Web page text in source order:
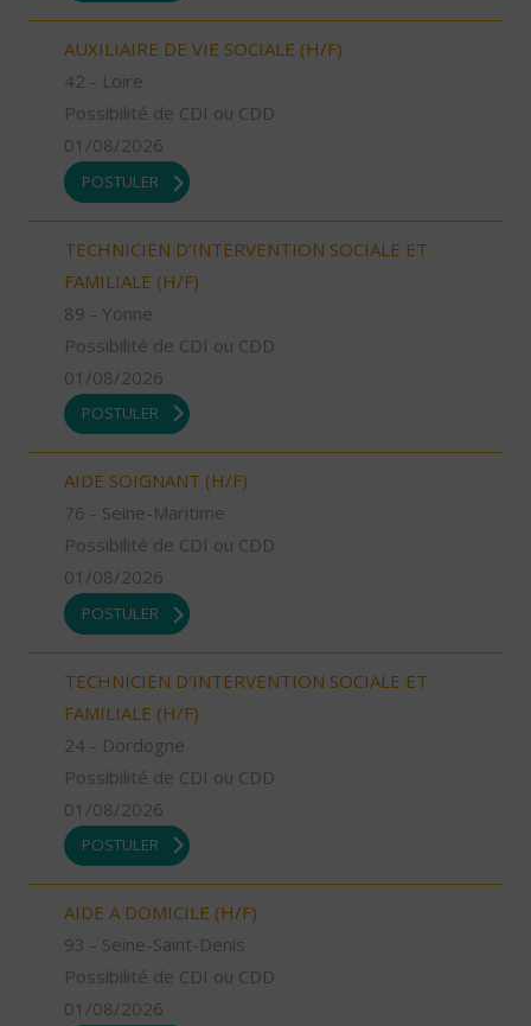
AUXILIAIRE DE VIE SOCIALE (H/F)
42 - Loire
Possibilité de CDI ou CDD
01/08/2026
POSTULER
TECHNICIEN D’INTERVENTION SOCIALE ET
FAMILIALE (H/F)
89 - Yonne
Possibilité de CDI ou CDD
01/08/2026
POSTULER
AIDE SOIGNANT (H/F)
76 - Seine-Maritime
Possibilité de CDI ou CDD
01/08/2026
POSTULER
TECHNICIEN D’INTERVENTION SOCIALE ET
FAMILIALE (H/F)
24 - Dordogne
Possibilité de CDI ou CDD
01/08/2026
POSTULER
AIDE A DOMICILE (H/F)
93 - Seine-Saint-Denis
Possibilité de CDI ou CDD
01/08/2026